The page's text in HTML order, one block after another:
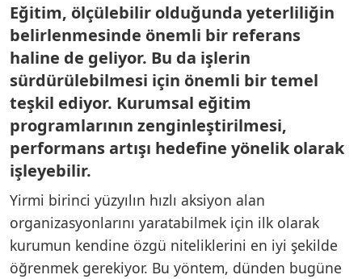
Eğitim, ölçülebilir olduğunda yeterliliğin
belirlenmesinde önemli bir referans
haline de geliyor. Bu da işlerin
sürdürülebilmesi için önemli bir temel
teşkil ediyor. Kurumsal eğitim
programlarının zenginleştirilmesi,
performans artışı hedefine yönelik olarak
işleyebilir.
Yirmi birinci yüzyılın hızlı aksiyon alan
organizasyonlarını yaratabilmek için ilk olarak
kurumun kendine özgü niteliklerini en iyi şekilde
öğrenmek gerekiyor. Bu yöntem, dünden bugüne